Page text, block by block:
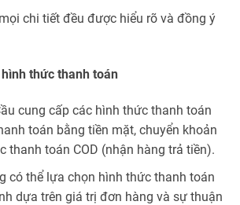
chi tiết đều được hiểu rõ và đồng ý
thức thanh toán
cung cấp các hình thức thanh toán
toán bằng tiền mặt, chuyển khoản
thanh toán COD (nhận hàng trả tiền).
có thể lựa chọn hình thức thanh toán
dựa trên giá trị đơn hàng và sự thuận